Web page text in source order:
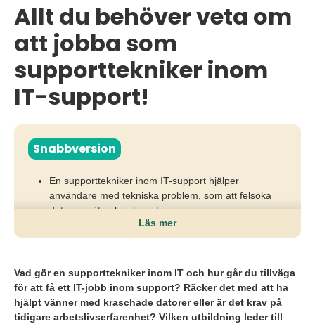
Allt du behöver veta om
att jobba som
supporttekniker inom
IT-support!
Snabbversion
En supporttekniker inom IT-support hjälper
användare med tekniska problem, som att felsöka
datorer, nätverk och system.
Rollen kräver teknisk förståelse och
IT-support behövs i många branscher, ofta som
första kontaktpunkt för teknikrelaterade frågor.
Läs mer
Vad gör en supporttekniker inom IT och hur går du tillväga
för att få ett IT-jobb inom support? Räcker det med att ha
hjälpt vänner med kraschade datorer eller är det krav på
tidigare arbetslivserfarenhet? Vilken utbildning leder till